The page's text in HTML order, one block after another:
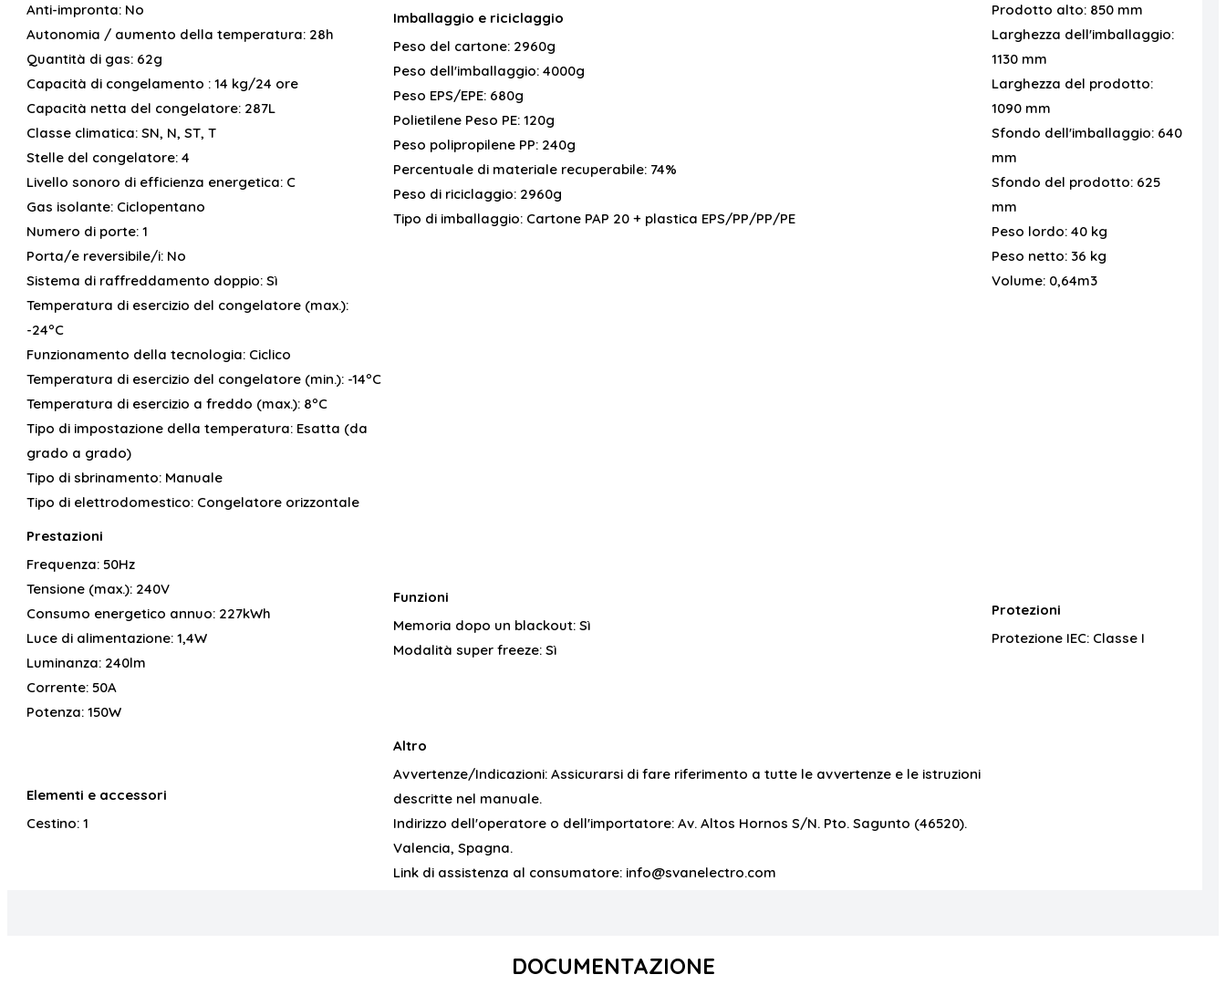
Anti-impronta: No
Autonomia / aumento della temperatura: 28h
Quantità di gas: 62g
Capacità di congelamento : 14 kg/24 ore
Capacità netta del congelatore: 287L
Classe climatica: SN, N, ST, T
Stelle del congelatore: 4
Livello sonoro di efficienza energetica: C
Gas isolante: Ciclopentano
Numero di porte: 1
Porta/e reversibile/i: No
Sistema di raffreddamento doppio: Sì
Temperatura di esercizio del congelatore (max.):
-24ºC
Funzionamento della tecnologia: Ciclico
Temperatura di esercizio del congelatore (min.): -14ºC
Temperatura di esercizio a freddo (max.): 8ºC
Tipo di impostazione della temperatura: Esatta (da
grado a grado)
Tipo di sbrinamento: Manuale
Tipo di elettrodomestico: Congelatore orizzontale
Imballaggio e riciclaggio
Peso del cartone: 2960g
Peso dell'imballaggio: 4000g
Peso EPS/EPE: 680g
Polietilene Peso PE: 120g
Peso polipropilene PP: 240g
Percentuale di materiale recuperabile: 74%
Peso di riciclaggio: 2960g
Tipo di imballaggio: Cartone PAP 20 + plastica EPS/PP/PP/PE
Prodotto alto: 850 mm
Larghezza dell'imballaggio:
1130 mm
Larghezza del prodotto:
1090 mm
Sfondo dell'imballaggio: 640
mm
Sfondo del prodotto: 625
mm
Peso lordo: 40 kg
Peso netto: 36 kg
Volume: 0,64m3
Prestazioni
Frequenza: 50Hz
Tensione (max.): 240V
Consumo energetico annuo: 227kWh
Luce di alimentazione: 1,4W
Luminanza: 240lm
Corrente: 50A
Potenza: 150W
Funzioni
Memoria dopo un blackout: Sì
Modalità super freeze: Sì
Protezioni
Protezione IEC: Classe I
Elementi e accessori
Cestino: 1
Altro
Avvertenze/Indicazioni: Assicurarsi di fare riferimento a tutte le avvertenze e le istruzioni
descritte nel manuale.
Indirizzo dell'operatore o dell'importatore: Av. Altos Hornos S/N. Pto. Sagunto (46520).
Valencia, Spagna.
Link di assistenza al consumatore: info@svanelectro.com
DOCUMENTAZIONE